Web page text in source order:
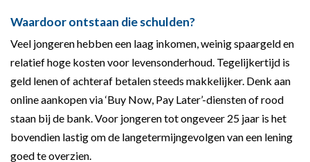
Waardoor ontstaan die schulden?
Veel jongeren hebben een laag inkomen, weinig spaargeld en
relatief hoge kosten voor levensonderhoud. Tegelijkertijd is
geld lenen of achteraf betalen steeds makkelijker. Denk aan
online aankopen via ‘Buy Now, Pay Later’-diensten of rood
staan bij de bank. Voor jongeren tot ongeveer 25 jaar is het
bovendien lastig om de langetermijngevolgen van een lening
goed te overzien.